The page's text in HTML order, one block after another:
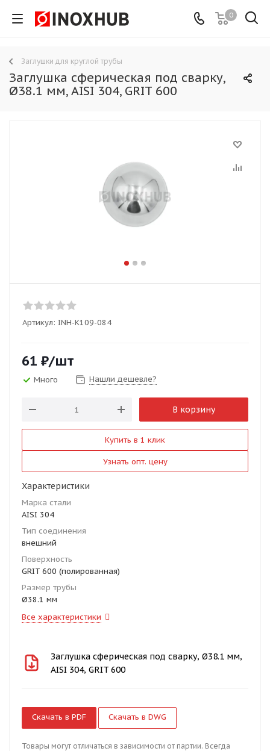
0
Заглушки для круглой трубы
Заглушка сферическая под сварку,
Ø38.1 мм, AISI 304, GRIT 600
Артикул: INH-K109-084
61 ₽/шт
Много Нашли дешевле?
В корзину
Купить в 1 клик
Узнать опт. цену
Характеристики
Марка стали
AISI 304
Тип соединения
внешний
Поверхность
GRIT 600 (полированная)
Размер трубы
Ø38.1 мм
Все характеристики
Заглушка сферическая под сварку, Ø38.1 мм,
AISI 304, GRIT 600
Скачать в PDF Скачать в DWG
Товары могут отличаться в зависимости от партии. Всегда